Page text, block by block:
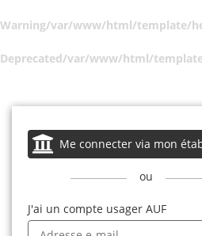
Warning/var/www/html/template/
Deprecated/var/www/html/
Me connecter via mon
ou
J'ai un compte usager AUF